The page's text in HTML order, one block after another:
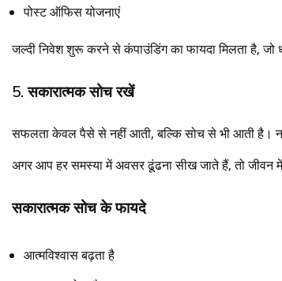
पोस्ट ऑफिस योजनाएं
जल्दी निवेश शुरू करने से कंपाउंडिंग का फायदा मिलता है, जो
5. सकारात्मक सोच रखें
सफलता केवल पैसे से नहीं आती, बल्कि सोच से भी आती है।
अगर आप हर समस्या में अवसर ढूंढना सीख जाते हैं, तो जीवन
सकारात्मक सोच के फायदे
आत्मविश्वास बढ़ता है